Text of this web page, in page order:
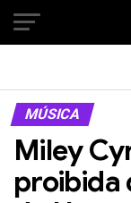
MÚSICA
Miley
proibida